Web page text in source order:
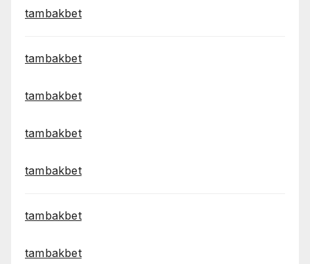
tambakbet
tambakbet
tambakbet
tambakbet
tambakbet
tambakbet
tambakbet